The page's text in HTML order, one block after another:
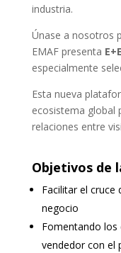
industria.
Únase a nosotros
EMAF presenta
especialmente
Esta nueva
ecosistema global
relaciones entre
Objetivos de
Facilitar el cruce
negocio
Fomentando
vendedor con el